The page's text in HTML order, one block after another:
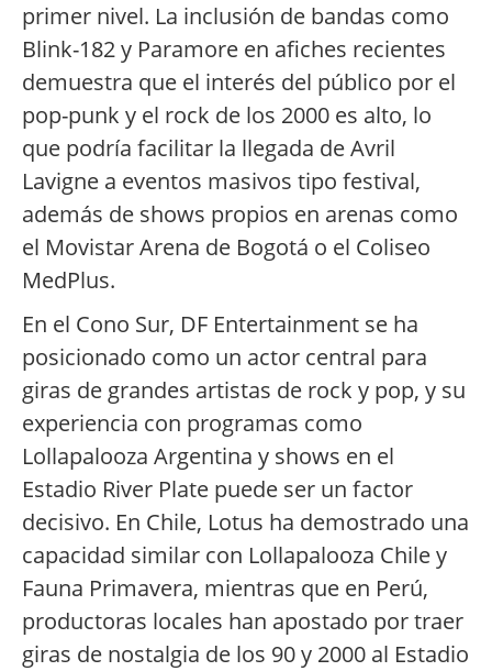
primer nivel. La inclusión de bandas como
Blink-182 y Paramore en afiches recientes
demuestra que el interés del público por el
pop-punk y el rock de los 2000 es alto, lo
que podría facilitar la llegada de Avril
Lavigne a eventos masivos tipo festival,
además de shows propios en arenas como
el Movistar Arena de Bogotá o el Coliseo
MedPlus.
En el Cono Sur, DF Entertainment se ha
posicionado como un actor central para
giras de grandes artistas de rock y pop, y su
experiencia con programas como
Lollapalooza Argentina y shows en el
Estadio River Plate puede ser un factor
decisivo. En Chile, Lotus ha demostrado una
capacidad similar con Lollapalooza Chile y
Fauna Primavera, mientras que en Perú,
productoras locales han apostado por traer
giras de nostalgia de los 90 y 2000 al Estadio